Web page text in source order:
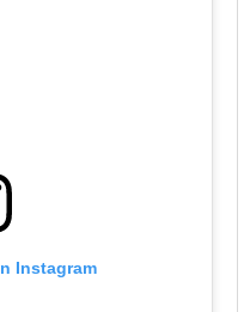
Instagram